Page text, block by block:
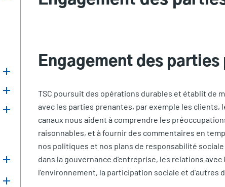
Engagement des parties
TSC poursuit des opérations durables et établit de
avec les parties prenantes, par exemple les
canaux nous aident à comprendre les
raisonnables, et à fournir des commentaires en
nos politiques et nos plans de responsabilité
dans la gouvernance d'entreprise, les relations
l'environnement, la participation sociale et d'autres